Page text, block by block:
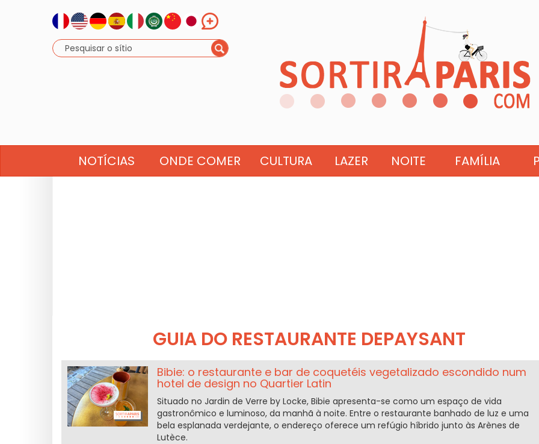
NOTÍCIAS ONDE COMER CULTURA LAZER NOITE FAMÍLIA
GUIA DO RESTAURANTE DEPAYSANT
Bibie: o restaurante e bar de coquetéis vegetalizado escondido num
hotel de design no Quartier Latin
Situado no Jardin de Verre by Locke, Bibie apresenta-se como um espaço de vida
gastronômico e luminoso, da manhã à noite. Entre o restaurante banhado de luz e uma
bela esplanada verdejante, o endereço oferece um refúgio híbrido junto às Arènes de
Lutèce.